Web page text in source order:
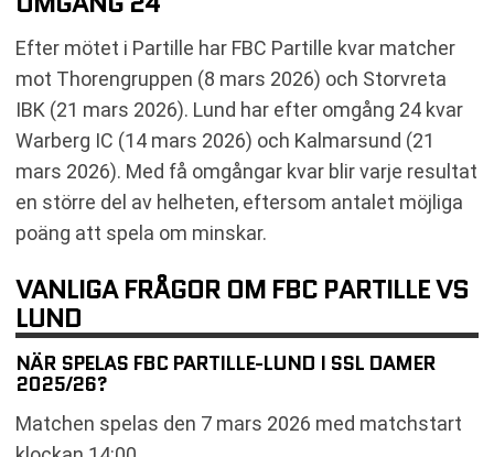
Efter mötet i Partille har FBC Partille kvar matcher
mot Thorengruppen (8 mars 2026) och Storvreta
IBK (21 mars 2026). Lund har efter omgång 24 kvar
Warberg IC (14 mars 2026) och Kalmarsund (21
mars 2026). Med få omgångar kvar blir varje resultat
en större del av helheten, eftersom antalet möjliga
poäng att spela om minskar.
VANLIGA FRÅGOR OM FBC PARTILLE VS
LUND
NÄR SPELAS FBC PARTILLE-LUND I SSL DAMER
2025/26?
Matchen spelas den 7 mars 2026 med matchstart